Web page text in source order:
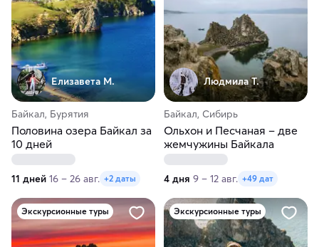
Елизавета М.
Байкал, Бурятия
Половина озера Байкал за
10 дней
11 дней 16 – 26 авг. +2 даты
Людмила Т.
Байкал, Сибирь
Ольхон и Песчаная – две
жемчужины Байкала
4 дня 9 – 12 авг. +49 дат
Экскурсионные туры Экскурсионные туры